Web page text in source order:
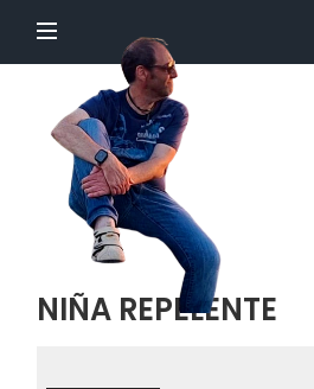
NIÑA REPELENTE